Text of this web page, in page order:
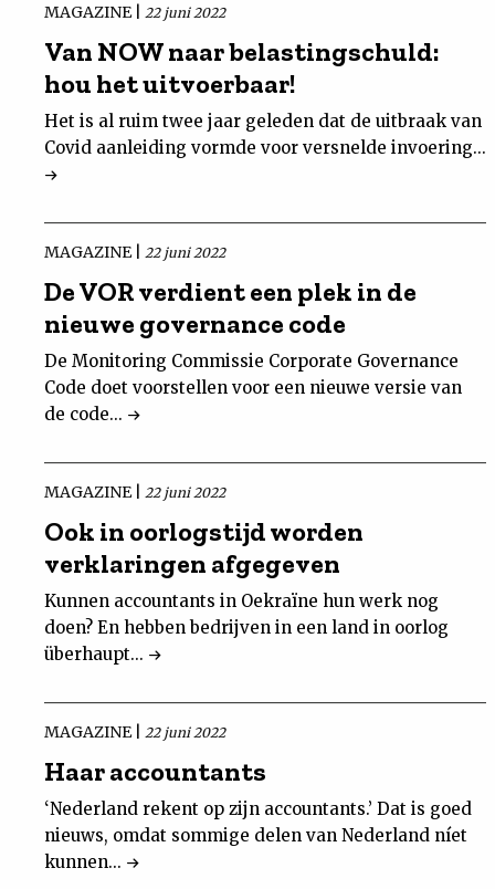
Contact
MAGAZINE | 22 juni 2022
Van NOW naar belastingschuld:
hou het uitvoerbaar!
Het is al ruim twee jaar geleden dat de uitbraak van
Covid aanleiding vormde voor versnelde invoering...
MAGAZINE | 22 juni 2022
De VOR verdient een plek in de
nieuwe governance code
De Monitoring Commissie Corporate Governance
Code doet voorstellen voor een nieuwe versie van
de code...
MAGAZINE | 22 juni 2022
Ook in oorlogstijd worden
verklaringen afgegeven
Kunnen accountants in Oekraïne hun werk nog
doen? En hebben bedrijven in een land in oorlog
überhaupt...
MAGAZINE | 22 juni 2022
Haar accountants
‘Nederland rekent op zijn accountants.’ Dat is goed
nieuws, omdat sommige delen van Nederland níet
kunnen...